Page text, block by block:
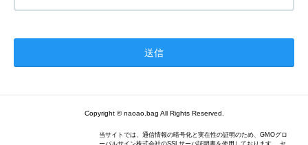
Copyright © naoao.bag All Rights Reserved.
当サイトでは、通信情報の暗号化と実在性の証明のため、GMOグロ
ーバルサイン株式会社のSSLサーバ証明書を使用しております。 セ